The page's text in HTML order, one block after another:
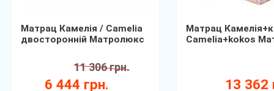
Матрац Камелія / Camelia
двосторонній Матролюкс
6 444 грн.
11 306 грн.
Матрац
Camelia+kokos
13 362